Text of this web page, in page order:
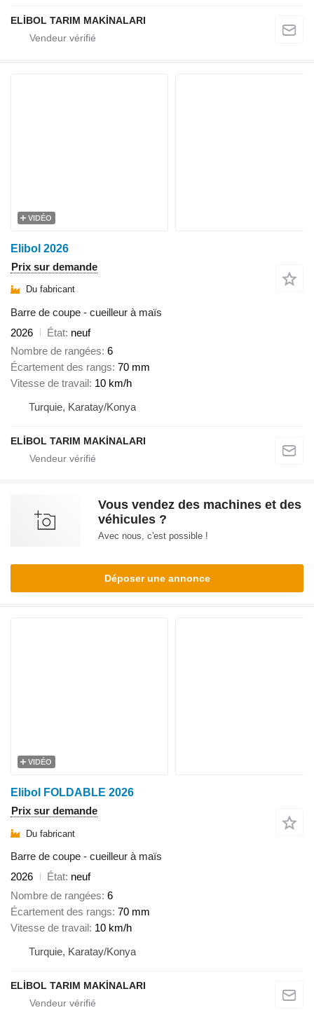
ELİBOL TARIM MAKİNALARI
VIDÉO
Elibol 2026
Prix sur demande
Du fabricant
Barre de coupe - cueilleur à maïs
2026
État neuf
Nombre de rangées 6
Écartement des rangs 70 mm
Vitesse de travail 10 km/h
Turquie, Karatay/Konya
ELİBOL TARIM MAKİNALARI
Vous vendez des machines et des
véhicules ?
Avec nous, c'est possible !
Déposer une annonce
VIDÉO
Elibol FOLDABLE 2026
Prix sur demande
Du fabricant
Barre de coupe - cueilleur à maïs
2026
État neuf
Nombre de rangées 6
Écartement des rangs 70 mm
Vitesse de travail 10 km/h
Turquie, Karatay/Konya
ELİBOL TARIM MAKİNALARI